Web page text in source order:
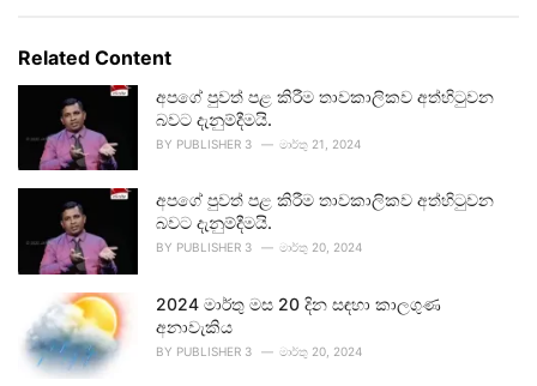
o
r
i
:Related Content
අපගේ පුවත් පළ කිරීම තාවකාලිකව අත්හිටුවන
බවට දැනුම්දීමයි.
BY PUBLISHER 3 මාර්තු 21, 2024
අපගේ පුවත් පළ කිරීම තාවකාලිකව අත්හිටුවන
බවට දැනුම්දීමයි.
BY PUBLISHER 3 මාර්තු 20, 2024
2024 මාර්තු මස 20 දින සඳහා කාලගුණ
අනාවැකිය
BY PUBLISHER 3 මාර්තු 20, 2024